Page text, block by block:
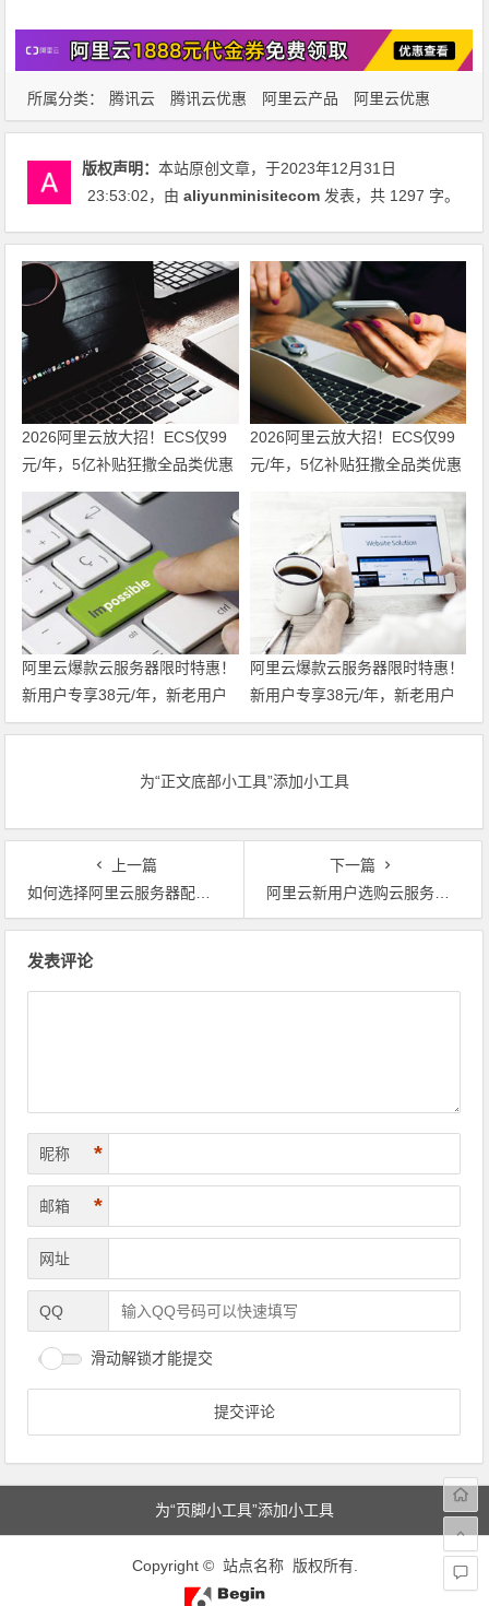
所属分类： 腾讯云 腾讯云优惠 阿里云产品
阿里云优惠
阿里云服务器
版权声明：本站原创文章，于2023年12月31日
23:53:02，由aliyunminisitecom 发表，共 1297 字。
2026阿里云放大招！ECS仅99
元/年，5亿补贴狂撒全品类优惠
券，手把手教你省钱 领代金券
2026阿里云放大招！ECS仅99
元/年，5亿补贴狂撒全品类优惠
阿里云爆款云服务器限时特惠！
新用户专享38元/年，新老用户
均享99元/年，支持全场景一键
阿里云爆款云服务器限时特惠！
新用户专享38元/年，新老用户
均享99元/年，支持全场景一键
为“正文底部小工具”添加小工具
上一篇
如何选择阿里云服务器配置？云服务器应该搭配哪些阿里云产品？代金券
下一篇
阿里云新用户选购云服务器活动参考指南 腾讯云阿里云代金券优惠券
发表评论
昵称 *
邮箱 *
网址
QQ
滑动解锁才能提交
为“页脚小工具”添加小工具
Copyright © 站点名称 版权所有.